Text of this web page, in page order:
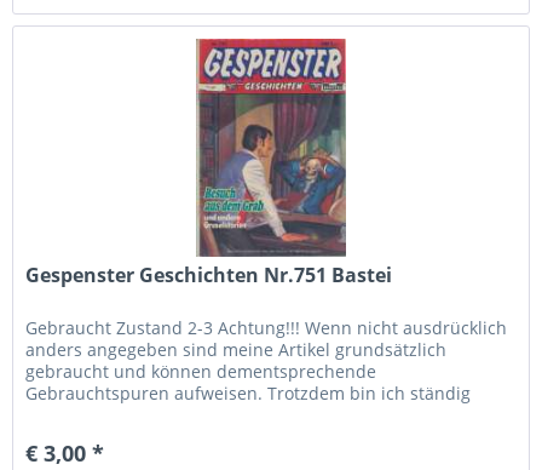
Gespenster Geschichten Nr.751 Bastei
Gebraucht Zustand 2-3 Achtung!!! Wenn nicht ausdrücklich
anders angegeben sind meine Artikel grundsätzlich
gebraucht und können dementsprechende
Gebrauchtspuren aufweisen. Trotzdem bin ich ständig
€ 3,00 *